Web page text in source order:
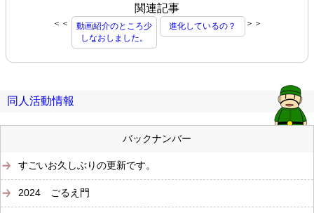
関連記事
＜＜
動画紹介のところ少
しなおしました。
進化しているの？ ＞＞
同人活動情報
バックナンバー
すごいお久しぶりの更新です。
2024 ごるえ門